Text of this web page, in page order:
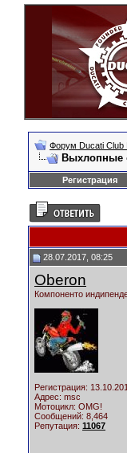
Форум Ducati Club
Выхлопные
Регистрация
28.07.2017, 08:25
Oberon
Компоненто
Регистрация:
Адрес: msc
Мотоцикл: OMG!
Сообщений: 8,464
Репутация: 11067